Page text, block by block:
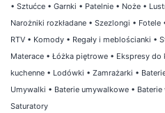
• Sztućce • Garnki • Patelnie • Noże •
Narożniki rozkładane • Szezlongi • Fotele
RTV • Komody • Regały i meblościanki •
Materace • Łóżka piętrowe • Ekspresy do
kuchenne • Lodówki • Zamrażarki •
Umywalki • Baterie umywalkowe • Baterie
Saturatory